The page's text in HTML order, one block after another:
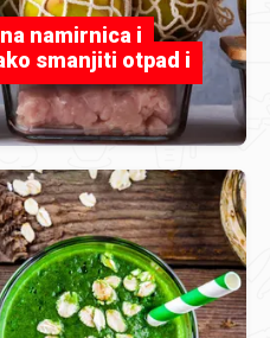
namirnica i
smanjiti otpad i